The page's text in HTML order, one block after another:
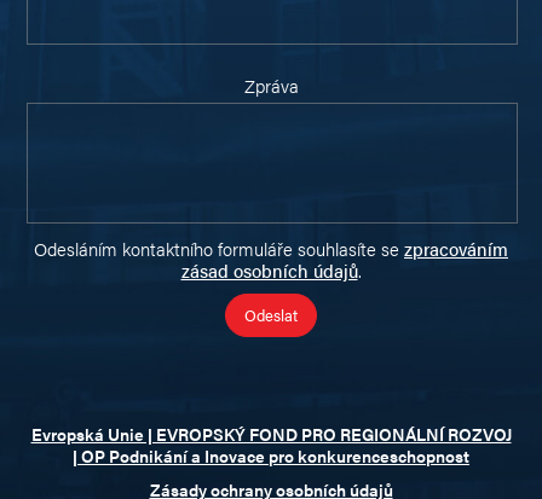
Zpráva
Odesláním kontaktního formuláře souhlasíte se zpracováním
zásad osobních údajů.
Evropská Unie | EVROPSKÝ FOND PRO REGIONÁLNÍ ROZVOJ
| OP Podnikání a Inovace pro konkurenceschopnost
Zásady ochrany osobních údajů